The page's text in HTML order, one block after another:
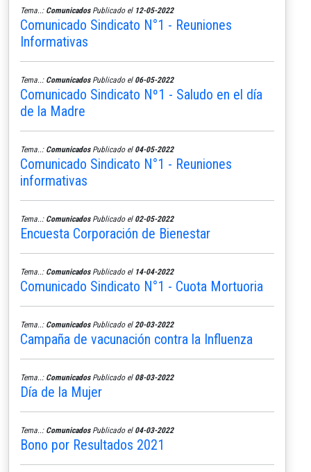
Tema..: ComunicadosPublicado el 12-05-2022
Comunicado Sindicato N°1 - Reuniones
Informativas
Tema..: ComunicadosPublicado el 06-05-2022
Comunicado Sindicato Nº1 - Saludo en el día
de la Madre
Tema..: ComunicadosPublicado el 04-05-2022
Comunicado Sindicato N°1 - Reuniones
informativas
Tema..: ComunicadosPublicado el 02-05-2022
Encuesta Corporación de Bienestar
Tema..: ComunicadosPublicado el 14-04-2022
Comunicado Sindicato N°1 - Cuota Mortuoria
Tema..: ComunicadosPublicado el 20-03-2022
Campaña de vacunación contra la Influenza
Tema..: ComunicadosPublicado el 08-03-2022
Día de la Mujer
Tema..: ComunicadosPublicado el 04-03-2022
Bono por Resultados 2021